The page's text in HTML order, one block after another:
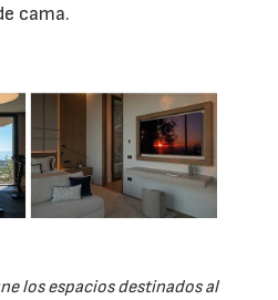
cama.
los espacios destinados al